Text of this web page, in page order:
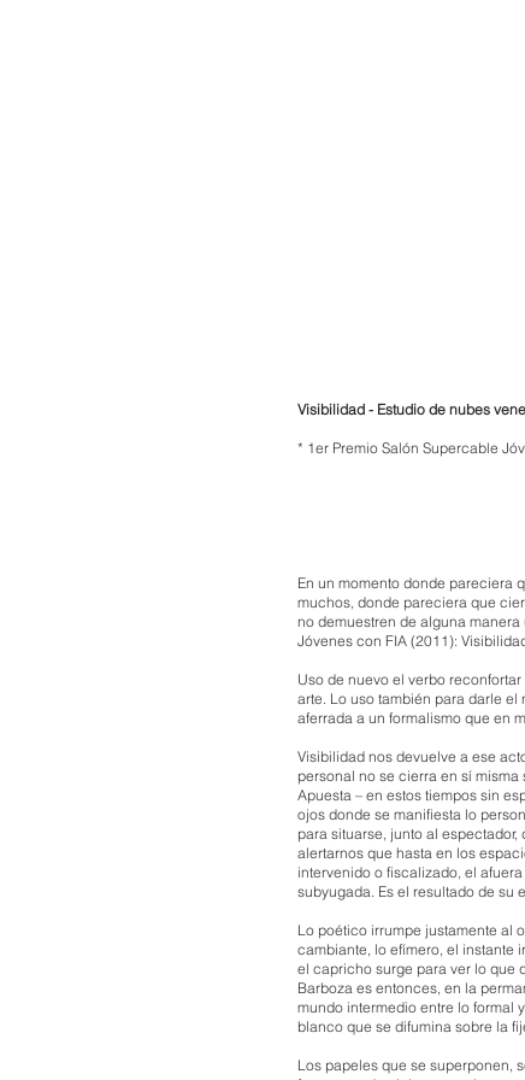
Visibilidad - Estudio de nubes
* 1er Premio Salón Supercable
En un momento donde pareciera
muchos, donde pareciera que
no demuestren de alguna
Jóvenes con FIA (2011):
Uso de nuevo el verbo
arte. Lo uso también para darle
aferrada a un formalismo que
Visibilidad nos devuelve a ese
personal no se cierra en sí
Apuesta – en estos tiempos sin
ojos donde se manifiesta lo
para situarse, junto al
alertarnos que hasta en los
intervenido o fiscalizado, el
subyugada. Es el resultado de su
Lo poético irrumpe justamente al
cambiante, lo efímero, el instante
el capricho surge para ver lo que
Barboza es entonces, en la
mundo intermedio entre lo formal
blanco que se difumina sobre la
Los papeles que se superponen,